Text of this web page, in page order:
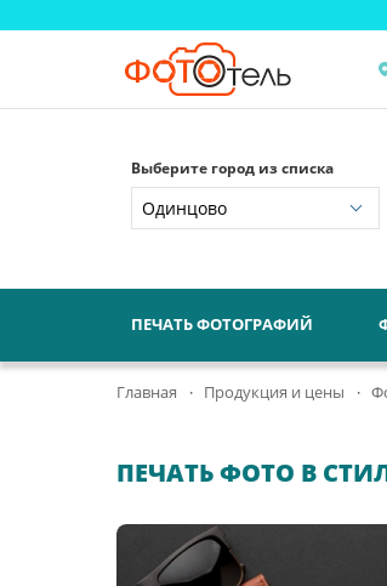
Выберите город из списка
ПЕЧАТЬ ФОТОГРАФИЙ
Главная Продукция и цены
ПЕЧАТЬ ФОТО В